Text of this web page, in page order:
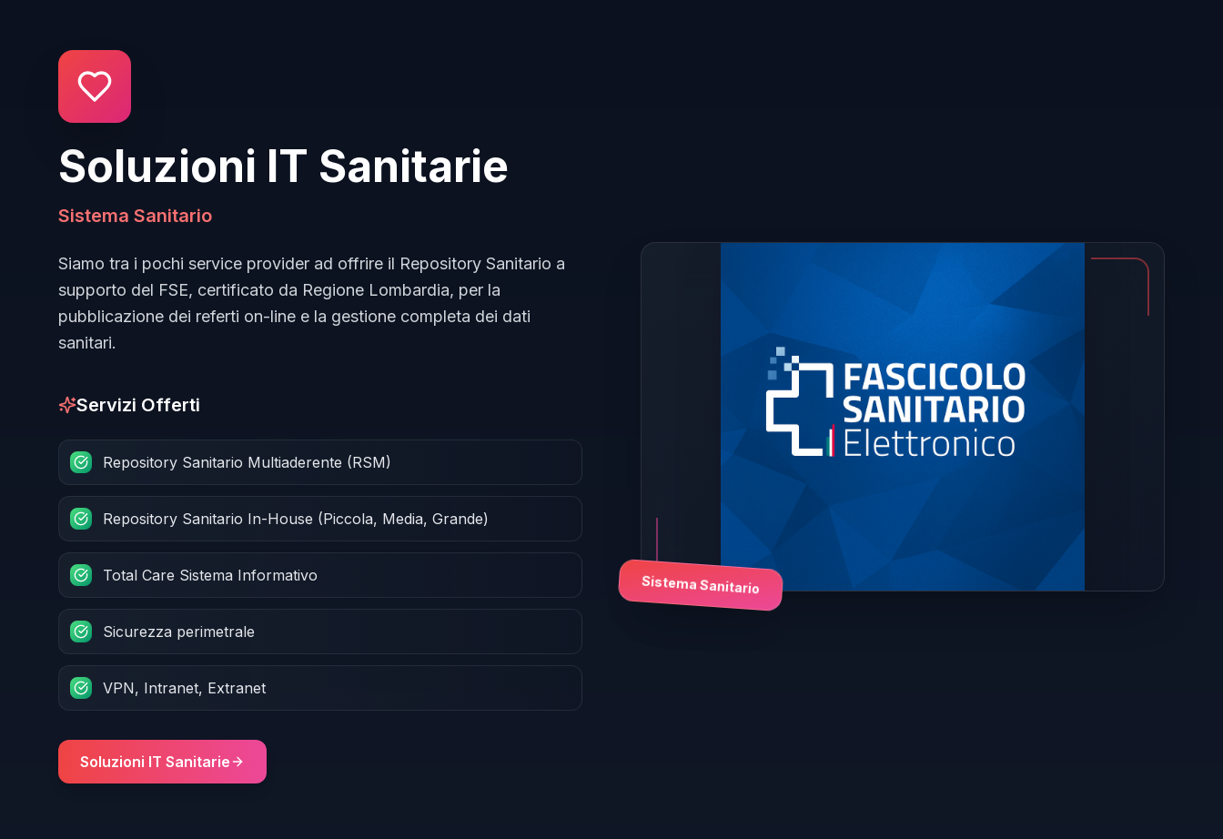
Soluzioni IT Sanitarie
Sistema Sanitario
Siamo tra i pochi service provider ad offrire il Repository Sanitario a
supporto del FSE, certificato da Regione Lombardia, per la
pubblicazione dei referti on-line e la gestione completa dei dati
sanitari.
Servizi Offerti
Repository Sanitario Multiaderente (RSM)
Repository Sanitario In-House (Piccola, Media, Grande)
Total Care Sistema Informativo
Sicurezza perimetrale
VPN, Intranet, Extranet
Soluzioni IT Sanitarie
Sistema Sanitario